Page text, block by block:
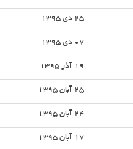
25 دی 1395
07 دی 1395
19 آذر 1395
25 آبان 1395
24 آبان 1395
17 آبان 1395